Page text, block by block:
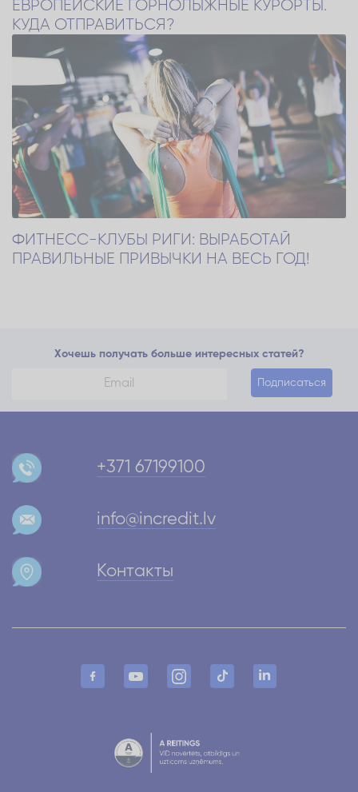
ЕВРОПЕЙСКИЕ ГОРНОЛЫЖНЫЕ КУРОРТЫ.
КУДА ОТПРАВИТЬСЯ?
ФИТНЕСС-КЛУБЫ РИГИ: ВЫРАБОТАЙ
ПРАВИЛЬНЫЕ ПРИВЫЧКИ НА ВЕСЬ ГОД!
Хочешь получать больше интересных статей?
Подписаться
+371 67199100
info@incredit.lv
Контакты